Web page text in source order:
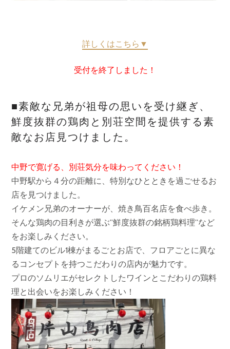
詳しくはこちら▼
受付を終了しました！
■素敵な兄弟が祖母の思いを受け継ぎ、
鮮度抜群の鶏肉と別荘空間を提供する素
敵なお店見つけました。
中野で寛げる、別荘気分を味わってください！
中野駅から４分の距離に、特別なひとときを過ごせるお
店を見つけました。
イケメン兄弟のオーナーが、焼き鳥百名店を食べ歩き。
そんな鶏肉の目利きが選ぶ”鮮度抜群の銘柄鶏料理”など
をお楽しみください。
5階建てのビル1棟がまるごとお店で、フロアごとに異な
るコンセプトを持つこだわりの店内が魅力です。
プロのソムリエがセレクトしたワインとこだわりの鶏料
理と出会いをお楽しみください！